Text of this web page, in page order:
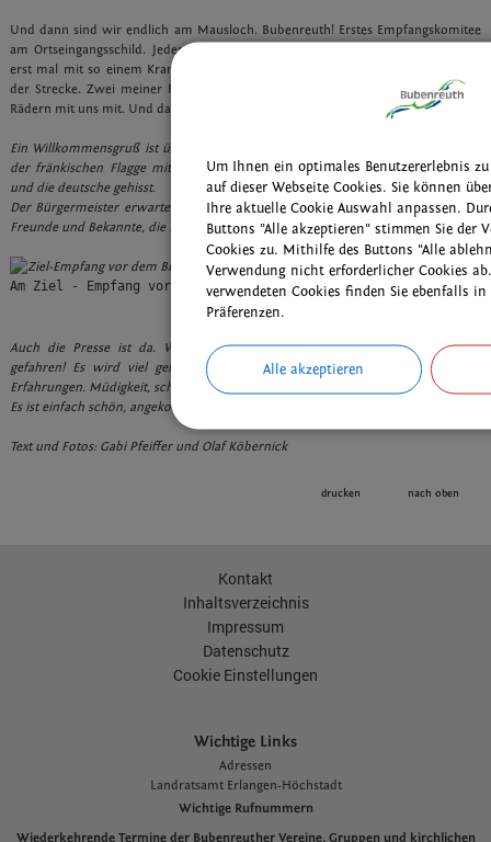
Und dann sind wir endlich am Mausloch. Bubenreuth! Erstes Empfangskomitee
am Ortseingangsschild. Jeder bekommt einen Loorbeerkranz umgehängt. Fahr
erst mal mit so einem Kranz auf dem Rennrad! Immer wieder Applaus entlang
der Strecke. Zwei meiner Fußballjungs kommen ab dem Eichenplatz auf ihren
Rädern mit uns mit. Und dann großer Empfang am Rathaus.
Ein Willkommensgruß ist über die Straße gespannt. Am Rathaus wurden neben
der fränkischen Flagge mit dem Bubenreuther Wappen auch die französische
und die deutsche gehisst.
Der Bürgermeister erwartet uns, ebenso Mitglieder des Vereins Ensemble, viele
Freunde und Bekannte, die Familie.
Am Ziel - Empfang vor dem Rathaus in Bubenreuth
Auch die Presse ist da. Wir sind überwältigt. Wir sind doch nur Fahrrad
gefahren! Es wird viel gefragt, erzählt, von der Reise, den Erlebnissen und
Erfahrungen. Müdigkeit, schwere Beine und Kälte der letzten Tage sind vergessen.
Es ist einfach schön, angekommen zu sein!
Text und Fotos: Gabi Pfeiffer und Olaf Köbernick
drucken nach oben
Kontakt
Inhaltsverzeichnis
Impressum
Datenschutz
Cookie Einstellungen
Wichtige Links
Adressen
Landratsamt Erlangen-Höchstadt
Wichtige Rufnummern
Wiederkehrende Termine der Bubenreuther Vereine, Gruppen und kirchlichen
Um Ihnen ein optimales Benutzererlebnis
auf dieser Webseite Cookies. Sie können
Ihre aktuelle Cookie Auswahl anpassen.
Buttons "Alle akzeptieren" stimmen Sie der
Cookies zu. Mithilfe des Buttons "Alle
Verwendung nicht erforderlicher Cookies
verwendeten Cookies finden Sie ebenfalls in
Präferenzen.
Alle akzeptieren